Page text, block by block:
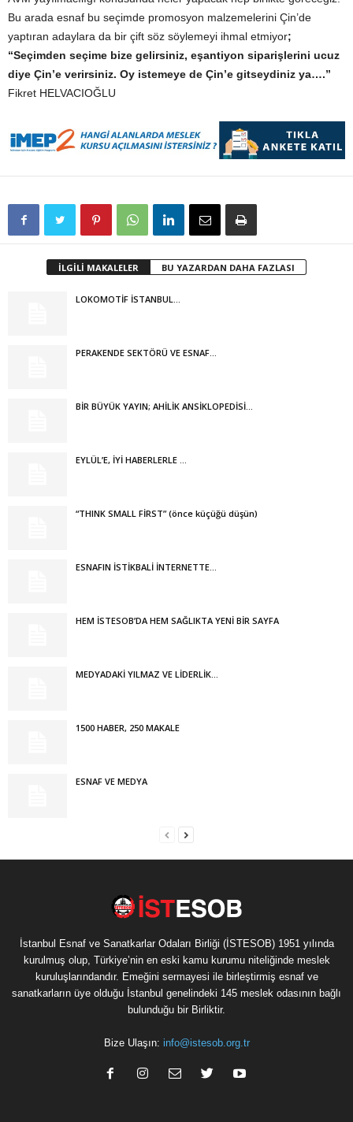
Bu arada esnaf bu seçimde promosyon malzemelerini Çin’de
yaptıran adaylara da bir çift söz söylemeyi ihmal etmiyor;
“Seçimden seçime bize gelirsiniz, eşantiyon siparişlerini ucuz
diye Çin’e verirsiniz. Oy istemeye de Çin’e gitseydiniz ya….”
Fikret HELVACIOĞLU
İLGİLİ MAKALELER BU YAZARDAN DAHA FAZLASI
LOKOMOTİF İSTANBUL…
PERAKENDE SEKTÖRÜ VE ESNAF…
BİR BÜYÜK YAYIN; AHİLİK ANSİKLOPEDİSİ…
EYLÜL’E, İYİ HABERLERLE …
“THINK SMALL FİRST” (önce küçüğü düşün)
ESNAFIN İSTİKBALİ İNTERNETTE…
HEM İSTESOB’DA HEM SAĞLIKTA YENİ BİR SAYFA
MEDYADAKİ YILMAZ VE LİDERLİK…
1500 HABER, 250 MAKALE
ESNAF VE MEDYA
İstanbul Esnaf ve Sanatkarlar Odaları Birliği (İSTESOB) 1951 yılında
kurulmuş olup, Türkiye’nin en eski kamu kurumu niteliğinde meslek
kuruluşlarındandır. Emeğini sermayesi ile birleştirmiş esnaf ve
sanatkarların üye olduğu İstanbul genelindeki 145 meslek odasının bağlı
bulunduğu bir Birliktir.
Bize Ulaşın: info@istesob.org.tr